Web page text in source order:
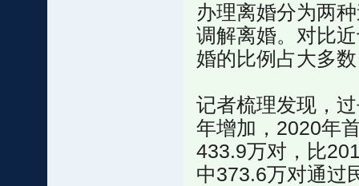
办理离婚分为两
调解离婚。对比
婚的比例占大多
记者梳理发现，
年增加，2020年
433.9万对，比
中373.6万对通过